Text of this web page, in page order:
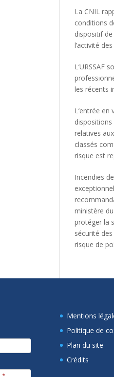
La CNIL
conditions
dispositif
l’activité
L’URSSAF
les récents
L’entrée en
dispositions
relatives
classés
risque est
Incendies
ministère
protéger la
sécurité
risque de
Mentions
Politique de
Plan du site
Crédits